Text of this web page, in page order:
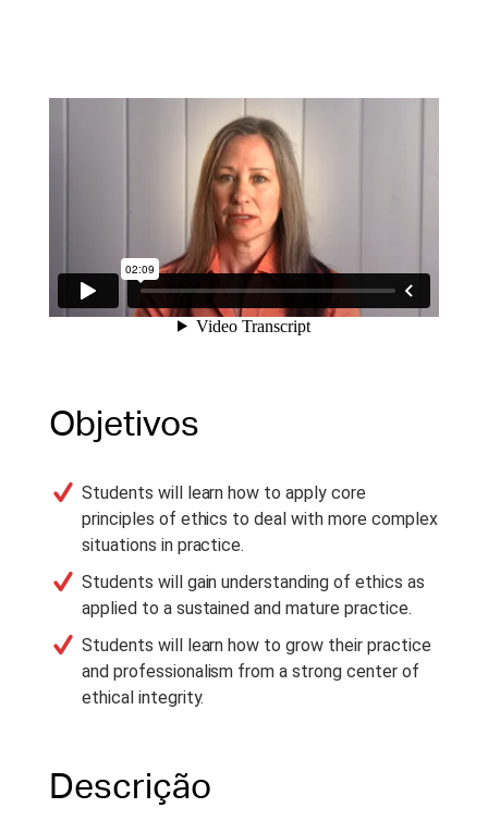
Objetivos
Students will learn how to apply core
principles of ethics to deal with more complex
situations in practice.
Students will gain understanding of ethics as
applied to a sustained and mature practice.
Students will learn how to grow their practice
and professionalism from a strong center of
ethical integrity.
Descrição